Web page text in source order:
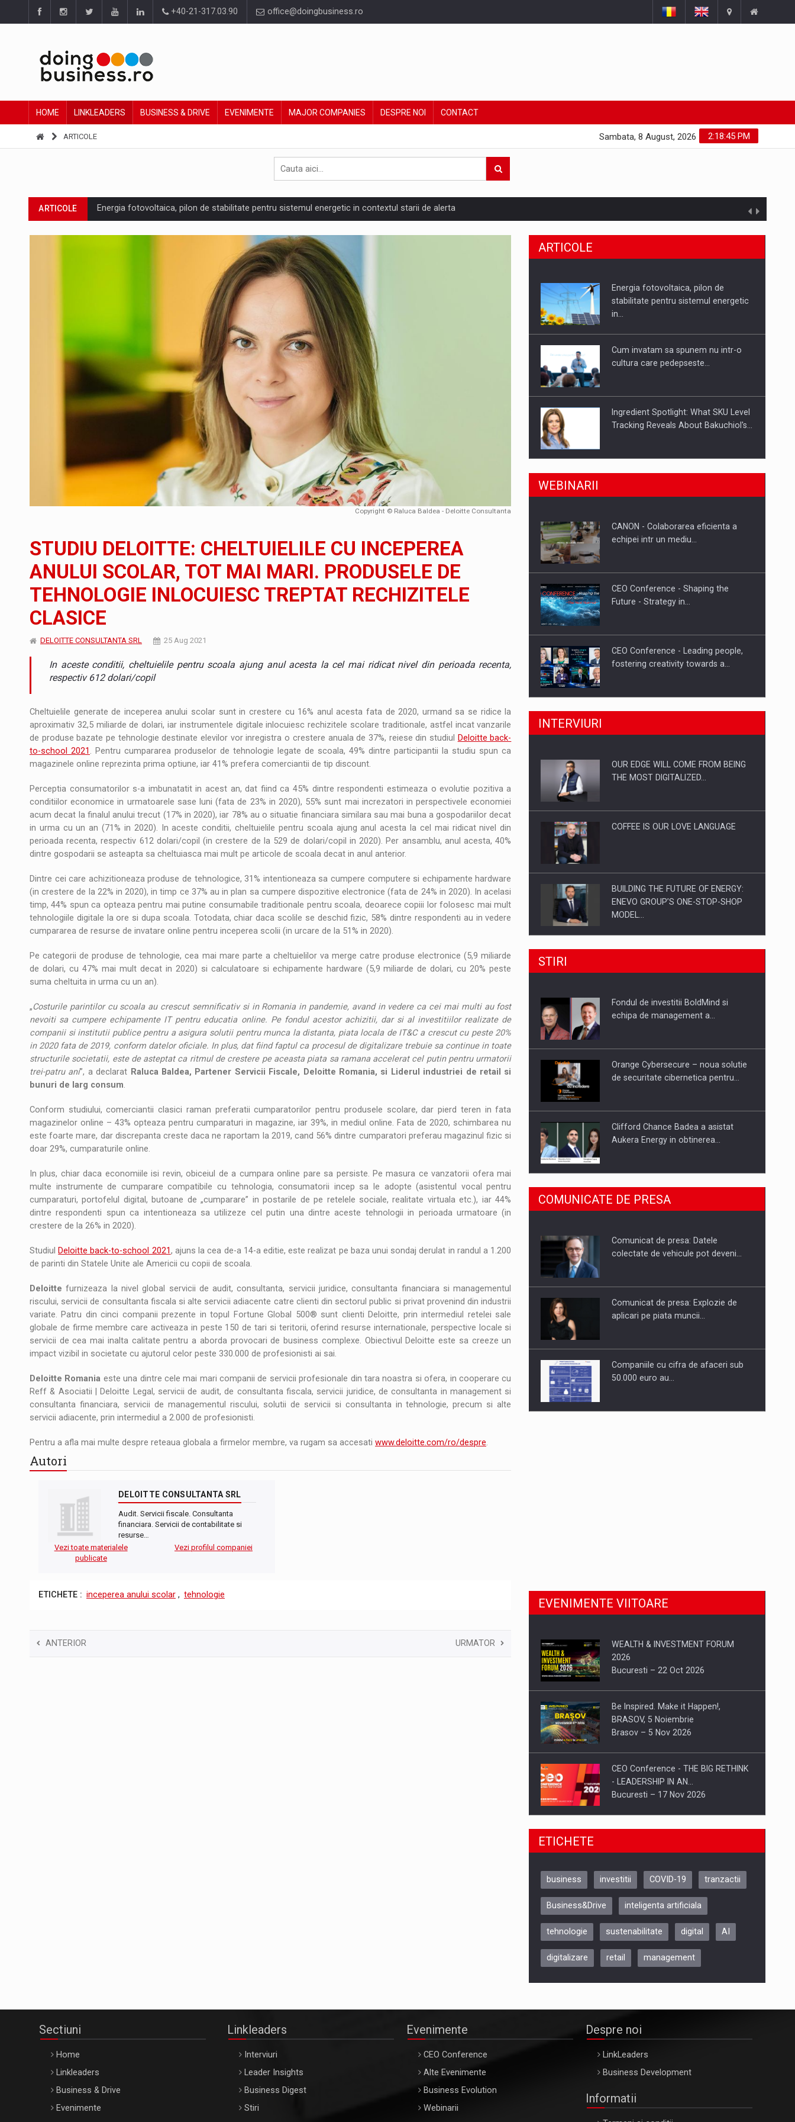
+40-21-317.03.90 office@doingbusiness.ro
HOME LINKLEADERS BUSINESS & DRIVE EVENIMENTE MAJOR COMPANIES DESPRE NOI CONTACT
ARTICOLE 2:18:45 PM
Sambata, 8 August, 2026
ARTICOLE Energia fotovoltaica, pilon de stabilitate pentru sistemul energetic in contextul starii de alerta
ARTICOLE Cum invatam sa spunem nu intr-o cultura care pedepseste granitele?
Ingredient Spotlight: What SKU Level Tracking Reveals About Bakuchiol's Evolution
Producatorii si comerciantii care nu se supun noilor reglementari UE privind ambalajele pot risca retragerea produselor din piata
CU BATERIILE PERMANENT INCARCATE
PUTTING ROMANIAN CORPORATE COMPANIES ON THE INTERNATIONAL BUSINESS SCENE
INTERVIURI OUR EDGE WILL COME FROM BEING THE MOST DIGITALIZED WHOLESALER IN ROMANIA
COFFEE IS OUR LOVE LANGUAGE
Hard Enduro Piatra Craiului 2026, fueled by benzinariile RO concept OSCAR – peste 500 de participanti
Fondul de investitii BoldMind si echipa de management a Pall-Ex, liderul pietei de transport paletizat din Romania, preiau compania intr-o tranzactie de peste 25…
STIRI RANGE ROVER DEZVALUIE AL CINCILEA MEMBRU AL FAMILIEI: RANGE ROVER GT
STIRI JAECOO 5 SHS-H a ajuns in Romania
ARTICOLE Proteinmaxxing and the Future of Protein Demand
Copyright © Raluca Baldea - Deloitte Consultanta
STUDIU DELOITTE: CHELTUIELILE CU INCEPEREA
ANULUI SCOLAR, TOT MAI MARI. PRODUSELE DE
TEHNOLOGIE INLOCUIESC TREPTAT RECHIZITELE
CLASICE
DELOITTE CONSULTANTA SRL 25 Aug 2021
In aceste conditii, cheltuielile pentru scoala ajung anul acesta la cel mai ridicat nivel din perioada recenta,
respectiv 612 dolari/copil
Cheltuielile generate de inceperea anului scolar sunt in crestere cu 16% anul acesta fata de 2020, urmand sa se ridice la
aproximativ 32,5 miliarde de dolari, iar instrumentele digitale inlocuiesc rechizitele scolare traditionale, astfel incat vanzarile
de produse bazate pe tehnologie destinate elevilor vor inregistra o crestere anuala de 37%, reiese din studiul
Deloitte back-
to-school 2021 . Pentru cumpararea produselor de tehnologie legate de scoala, 49% dintre participantii la studiu spun ca
magazinele online reprezinta prima optiune, iar 41% prefera comerciantii de tip discount.
Perceptia consumatorilor s-a imbunatatit in acest an, dat fiind ca 45% dintre respondenti estimeaza o evolutie pozitiva a
conditiilor economice in urmatoarele sase luni (fata de 23% in 2020), 55% sunt mai increzatori in perspectivele economiei
acum decat la finalul anului trecut (17% in 2020), iar 78% au o situatie financiara similara sau mai buna a gospodariilor decat
in urma cu un an (71% in 2020). In aceste conditii, cheltuielile pentru scoala ajung anul acesta la cel mai ridicat nivel din
perioada recenta, respectiv 612 dolari/copil (in crestere de la 529 de dolari/copil in 2020). Per ansamblu, anul acesta, 40%
dintre gospodarii se asteapta sa cheltuiasca mai mult pe articole de scoala decat in anul anterior.
Dintre cei care achizitioneaza produse de tehnologice, 31% intentioneaza sa cumpere computere si echipamente hardware
(in crestere de la 22% in 2020), in timp ce 37% au in plan sa cumpere dispozitive electronice (fata de 24% in 2020). In acelasi
timp, 44% spun ca opteaza pentru mai putine consumabile traditionale pentru scoala, deoarece copiii lor folosesc mai mult
tehnologiile digitale la ore si dupa scoala. Totodata, chiar daca scolile se deschid fizic, 58% dintre respondenti au in vedere
cumpararea de resurse de invatare online pentru inceperea scolii (in urcare de la 51% in 2020).
Pe categorii de produse de tehnologie, cea mai mare parte a cheltuielilor va merge catre produse electronice (5,9 miliarde
de dolari, cu 47% mai mult decat in 2020) si calculatoare si echipamente hardware (5,9 miliarde de dolari, cu 20% peste
suma cheltuita in urma cu un an).
„Costurile parintilor cu scoala au crescut semnificativ si in Romania in pandemie, avand in vedere ca cei mai multi au fost
nevoiti sa cumpere echipamente IT pentru educatia online. Pe fondul acestor achizitii, dar si al investitiilor realizate de
companii si institutii publice pentru a asigura solutii pentru munca la distanta, piata locala de IT&C a crescut cu peste 20%
in 2020 fata de 2019, conform datelor oficiale. In plus, dat fiind faptul ca procesul de digitalizare trebuie sa continue in toate
structurile societatii, este de asteptat ca ritmul de crestere pe aceasta piata sa ramana accelerat cel putin pentru urmatorii
trei-patru ani”, a declarat Raluca Baldea, Partener Servicii Fiscale, Deloitte Romania, si Liderul industriei de retail si
bunuri de larg consum.
Conform studiului, comerciantii clasici raman preferatii cumparatorilor pentru produsele scolare, dar pierd teren in fata
magazinelor online – 43% opteaza pentru cumparaturi in magazine, iar 39%, in mediul online. Fata de 2020, schimbarea nu
este foarte mare, dar discrepanta creste daca ne raportam la 2019, cand 56% dintre cumparatori preferau magazinul fizic si
doar 29%, cumparaturile online.
In plus, chiar daca economiile isi revin, obiceiul de a cumpara online pare sa persiste. Pe masura ce vanzatorii ofera mai
multe instrumente de cumparare compatibile cu tehnologia, consumatorii incep sa le adopte (asistentul vocal pentru
cumparaturi, portofelul digital, butoane de „cumparare” in postarile de pe retelele sociale, realitate virtuala etc.), iar 44%
dintre respondenti spun ca intentioneaza sa utilizeze cel putin una dintre aceste tehnologii in perioada urmatoare (in
crestere de la 26% in 2020).
Studiul Deloitte back-to-school 2021, ajuns la cea de-a 14-a editie, este realizat pe baza unui sondaj derulat in randul a 1.200
de parinti din Statele Unite ale Americii cu copii de scoala.
Deloitte furnizeaza la nivel global servicii de audit, consultanta, servicii juridice, consultanta financiara si managementul
riscului, servicii de consultanta fiscala si alte servicii adiacente catre clienti din sectorul public si privat provenind din industrii
variate. Patru din cinci companii prezente in topul Fortune Global 500® sunt clienti Deloitte, prin intermediul retelei sale
globale de firme membre care activeaza in peste 150 de tari si teritorii, oferind resurse internationale, perspective locale si
servicii de cea mai inalta calitate pentru a aborda provocari de business complexe. Obiectivul Deloitte este sa creeze un
impact vizibil in societate cu ajutorul celor peste 330.000 de profesionisti ai sai.
Deloitte Romania este una dintre cele mai mari companii de servicii profesionale din tara noastra si ofera, in cooperare cu
Reff & Asociatii | Deloitte Legal, servicii de audit, de consultanta fiscala, servicii juridice, de consultanta in management si
consultanta financiara, servicii de managementul riscului, solutii de servicii si consultanta in tehnologie, precum si alte
servicii adiacente, prin intermediul a 2.000 de profesionisti.
Pentru a afla mai multe despre reteaua globala a firmelor membre, va rugam sa accesati www.deloitte.com/ro/despre.
Autori
DELOITTE CONSULTANTA SRL
Audit. Servicii fiscale. Consultanta
financiara. Servicii de contabilitate si
resurse…
Vezi toate materialele
publicate
Vezi profilul companiei
ETICHETE : inceperea anului scolar , tehnologie
ANTERIOR URMATOR
ARTICOLE
Energia fotovoltaica, pilon de
stabilitate pentru sistemul energetic
in…
Cum invatam sa spunem nu intr-o
cultura care pedepseste…
Ingredient Spotlight: What SKU Level
Tracking Reveals About Bakuchiol's…
Producatorii si comerciantii care nu
Proteinmaxxing and the Future of
WEBINARII
CANON - Colaborarea eficienta a
echipei intr un mediu…
CEO Conference - Shaping the
Future - Strategy in…
CEO Conference - Leading people,
fostering creativity towards a…
CEO Conference - Shaping The
Webinar - Business Evolution-
INTERVIURI
OUR EDGE WILL COME FROM BEING
THE MOST DIGITALIZED…
COFFEE IS OUR LOVE LANGUAGE
BUILDING THE FUTURE OF ENERGY:
ENEVO GROUP’S ONE-STOP-SHOP
MODEL…
ROOTED IN ROMANIA, BUILT TO
PUTTING ROMANIAN CORPORATE
STIRI
Fondul de investitii BoldMind si
echipa de management a…
Orange Cybersecure – noua solutie
de securitate cibernetica pentru…
Clifford Chance Badea a asistat
Aukera Energy in obtinerea…
SAPTE PERSONALITATI DIN MEDIUL
DE AFACERI, ACADEMIC SI
Hard Enduro Piatra Craiului 2026,
COMUNICATE DE PRESA
Comunicat de presa: Datele
colectate de vehicule pot deveni…
Comunicat de presa: Explozie de
aplicari pe piata muncii…
Companiile cu cifra de afaceri sub
50.000 euro au…
EVENIMENTE VIITOARE
WEALTH & INVESTMENT FORUM
2026
Bucuresti – 22 Oct 2026
Be Inspired. Make it Happen!,
BRASOV, 5 Noiembrie
Brasov – 5 Nov 2026
CEO Conference - THE BIG RETHINK
- LEADERSHIP IN AN…
Bucuresti – 17 Nov 2026
Be Inspired. Make it Happen!, CLUJ, 9
ARTEMIS LETO, ORADEA, 8
Oradea – 8 Oct 2026
ETICHETE
business investitii COVID-19 tranzactii
Business&Drive inteligenta artificiala
tehnologie sustenabilitate digital AI
digitalizare retail management
Sectiuni
Home
Linkleaders
Business & Drive
Evenimente
Linkleaders
Interviuri
Leader Insights
Business Digest
Stiri
Evenimente
CEO Conference
Alte Evenimente
Business Evolution
Webinarii
Despre noi
LinkLeaders
Business Development
Informatii